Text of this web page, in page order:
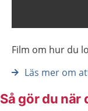
Film om hur du
Läs mer om
Så gör du när